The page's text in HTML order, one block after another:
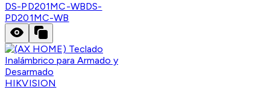
DS-PD201MC-WBDS-
PD201MC-WB
HIKVISION